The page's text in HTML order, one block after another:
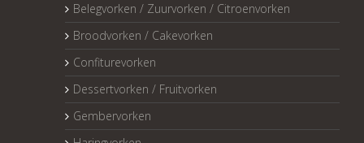
Belegvorken / Zuurvorken / Citroenvorken
Broodvorken / Cakevorken
Confiturevorken
Dessertvorken / Fruitvorken
Gembervorken